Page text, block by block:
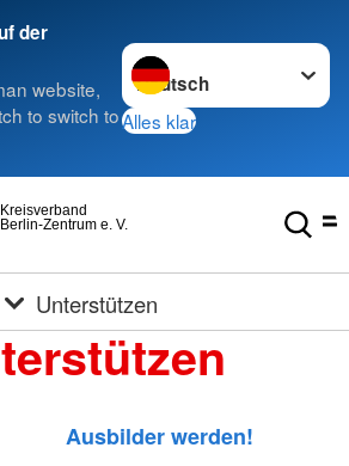
der
website,
to switch to
Sprache wechseln zu
Alles klar
Berlin-Zentrum e. V.
Kreisverband
Unterstützen
Ausbilder werden!